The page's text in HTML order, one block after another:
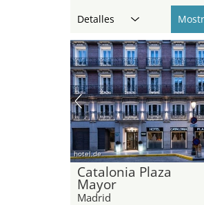
Detalles
hotel.de
Catalonia Plaza
Mayor
Madrid